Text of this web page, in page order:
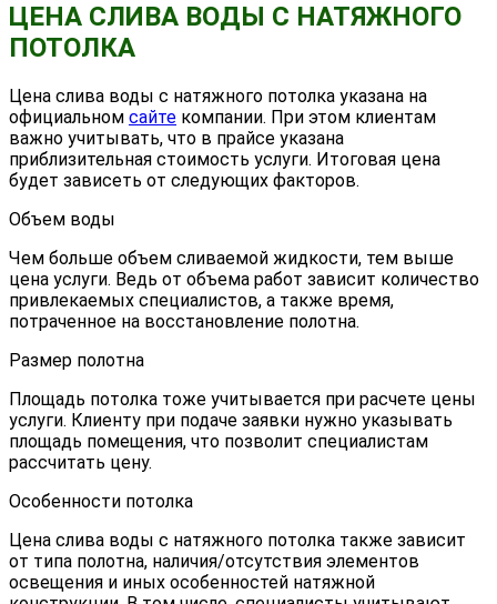
ЦЕНА СЛИВА ВОДЫ С НАТЯЖНОГО
ПОТОЛКА
Цена слива воды с натяжного потолка указана на
официальном сайте компании. При этом клиентам
важно учитывать, что в прайсе указана
приблизительная стоимость услуги. Итоговая цена
будет зависеть от следующих факторов.
Объем воды
Чем больше объем сливаемой жидкости, тем выше
цена услуги. Ведь от объема работ зависит количество
привлекаемых специалистов, а также время,
потраченное на восстановление полотна.
Размер полотна
Площадь потолка тоже учитывается при расчете цены
услуги. Клиенту при подаче заявки нужно указывать
площадь помещения, что позволит специалистам
рассчитать цену.
Особенности потолка
Цена слива воды с натяжного потолка также зависит
от типа полотна, наличия/отсутствия элементов
освещения и иных особенностей натяжной